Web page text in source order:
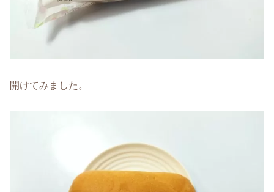
開けてみました。